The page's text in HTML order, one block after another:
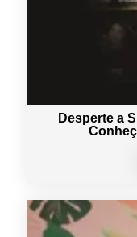
Desperte a